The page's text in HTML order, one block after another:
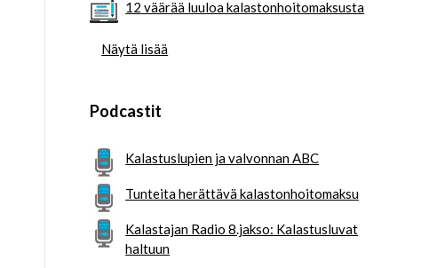
12 väärää luuloa kalastonhoitomaksusta
Näytä lisää
Podcastit
Kalastuslupien ja valvonnan ABC
Tunteita herättävä kalastonhoitomaksu
Kalastajan Radio 8.jakso: Kalastusluvat
haltuun